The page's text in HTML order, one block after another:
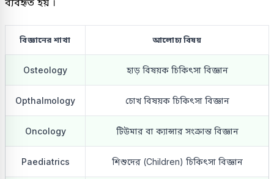
বিজ্ঞানের শাখা আলোচ্য বিষয়
Osteology হাড় বিষয়ক চিকিৎসা বিজ্ঞান
Opthalmology চোখ বিষয়ক চিকিৎসা বিজ্ঞান
Oncology টিউমার বা ক্যান্সার সংক্রান্ত বিজ্ঞান
Paediatrics শিশুদের (Children) চিকিৎসা বিজ্ঞান